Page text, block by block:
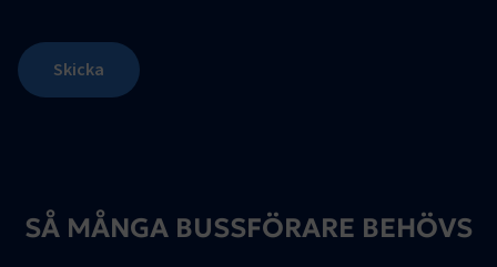
Skicka
SÅ MÅNGA BUSSFÖRARE BEHÖVS